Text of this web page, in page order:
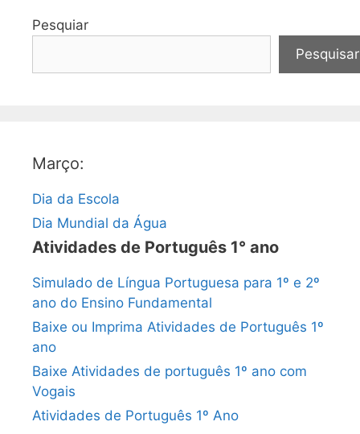
Pesquiar
Pesquisar
Março:
Dia da Escola
Dia Mundial da Água
Atividades de Português 1° ano
Simulado de Língua Portuguesa para 1º e 2º
ano do Ensino Fundamental
Baixe ou Imprima Atividades de Português 1º
ano
Baixe Atividades de português 1º ano com
Vogais
Atividades de Português 1º Ano